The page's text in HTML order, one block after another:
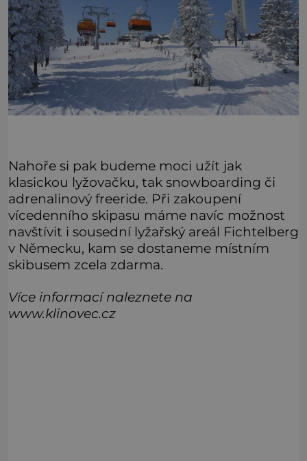
Nahoře si pak budeme moci užít jak
klasickou lyžovačku, tak snowboarding či
adrenalinový freeride. Při zakoupení
vícedenního skipasu máme navíc možnost
navštívit i sousední lyžařský areál Fichtelberg
v Německu, kam se dostaneme místním
skibusem zcela zdarma.
Více informací naleznete na
www.klinovec.cz